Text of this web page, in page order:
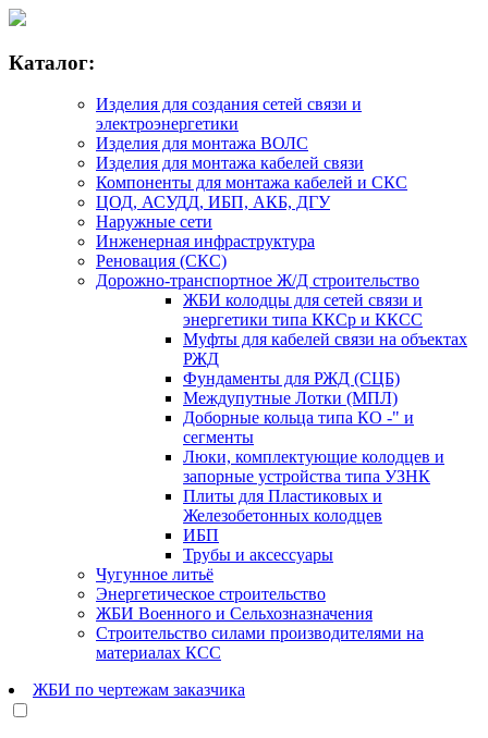
Каталог:
Изделия для создания сетей связи и
электроэнергетики
Изделия для монтажа ВОЛС
Изделия для монтажа кабелей связи
Компоненты для монтажа кабелей и СКС
ЦОД, АСУДД, ИБП, АКБ, ДГУ
Наружные сети
Инженерная инфраструктура
Реновация (СКС)
Дорожно-транспортное Ж/Д строительство
ЖБИ колодцы для сетей связи и
энергетики типа ККСр и ККСС
Муфты для кабелей связи на объектах
РЖД
Фундаменты для РЖД (СЦБ)
Междупутные Лотки (МПЛ)
Доборные кольца типа КО -" и
сегменты
Люки, комплектующие колодцев и
запорные устройства типа УЗНК
Плиты для Пластиковых и
Железобетонных колодцев
ИБП
Трубы и аксессуары
Чугунное литьё
Энергетическое строительство
ЖБИ Военного и Сельхозназначения
Строительство силами производителями на
материалах КСС
ЖБИ по чертежам заказчика